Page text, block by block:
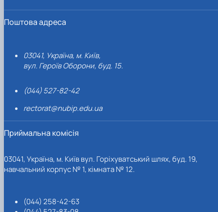
Поштова адреса
03041, Україна, м. Київ,
вул. Героїв Оборони, буд. 15.
(044) 527-82-42
rectorat@nubip.edu.ua
Приймальна комісія
03041, Україна, м. Київ вул. Горіхуватський шлях, буд. 19,
навчальний корпус № 1, кімната № 12.
(044) 258-42-63